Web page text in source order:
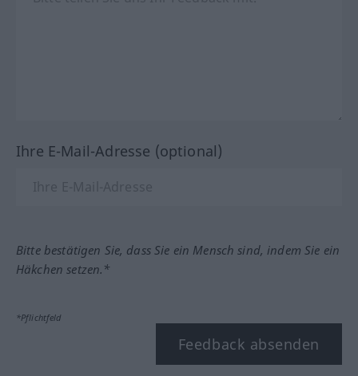
Ihre E-Mail-Adresse (optional)
Bitte bestätigen Sie, dass Sie ein Mensch sind, indem Sie ein
Häkchen setzen.*
*Pflichtfeld
Feedback absenden